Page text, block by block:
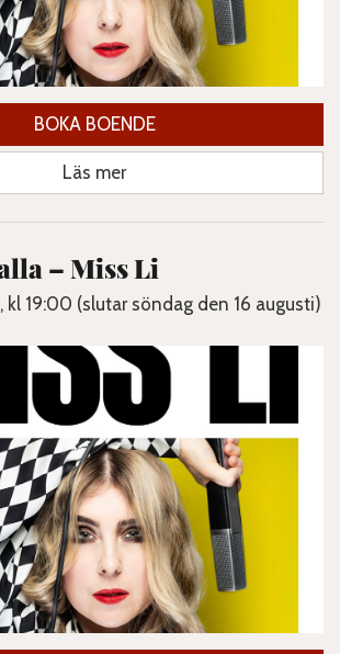
BOKA BOENDE
Läs mer
– Miss Li
kl 19:00 (slutar söndag den 16 augusti)